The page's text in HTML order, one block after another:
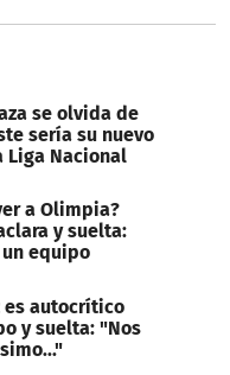
se olvida de
sería su nuevo
Liga Nacional
a Olimpia?
y suelta:
equipo
es autocrítico
y suelta: "Nos